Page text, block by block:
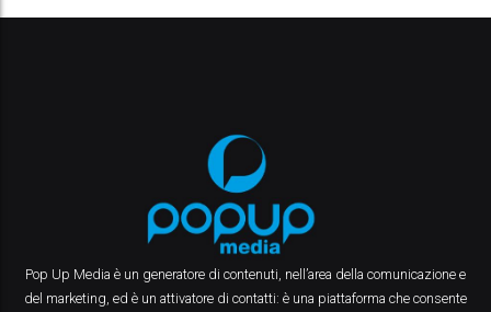
Pop Up Media è un generatore di contenuti, nell’area della comunicazione e
del marketing, ed è un attivatore di contatti: è una piattaforma che consente